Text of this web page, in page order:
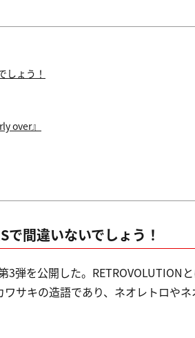
しょう！
over』
間違いないでしょう！
弾を公開した。RETROVOLUTIONと
サキの造語であり、ネオレトロやネ